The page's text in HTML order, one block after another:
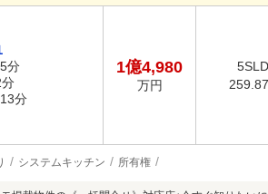
分
分
1億4,980
万円
システムキッチン 所有権